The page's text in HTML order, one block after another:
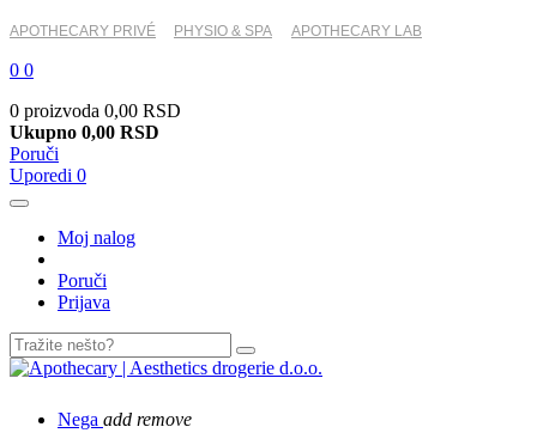
APOTHECARY PRIVÉ PHYSIO & SPA APOTHECARY LAB
0 0
0 proizvoda 0,00 RSD
Ukupno 0,00 RSD
Poruči
Uporedi 0
Moj nalog
Poruči
Prijava
Nega add remove